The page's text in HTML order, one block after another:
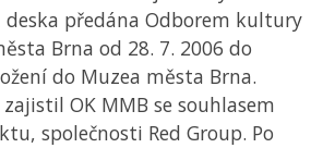
deska předána Odborem kultury
Brna od 28. 7. 2006 do
do Muzea města Brna.
zajistil OK MMB se souhlasem
společnosti Red Group. Po